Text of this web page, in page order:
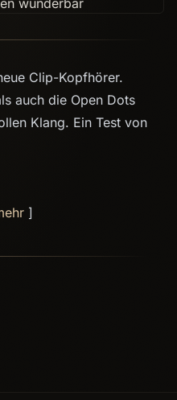
Clip-Kopfhörer.
auch die Open Dots
Klang. Ein Test von
]